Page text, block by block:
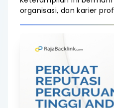
organisasi, dan karier